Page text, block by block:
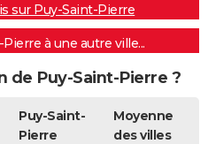
sur Puy-Saint-Pierre
à une autre ville...
de Puy-Saint-Pierre ?
Puy-Saint-
Pierre
Moyenne
des villes